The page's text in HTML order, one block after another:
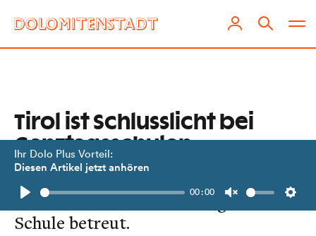
Ihr Dolo Plus Vorteil:
Diesen Artikel jetzt anhören
Play
00:00
Unmute
Tirol ist Schlusslicht bei
Ganztagsschulen
Nur 18,75 Prozent der Schüler:innen
in Tirol werden nachmittags in der
Schule betreut.